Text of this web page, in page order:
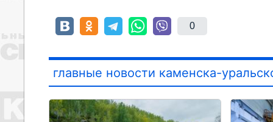
0
главные новости каменска-